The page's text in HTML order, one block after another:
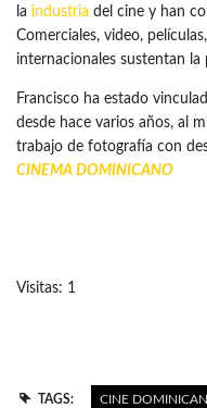
la industria del cine y han
Comerciales, video,
internacionales sustentan
Francisco ha estado
desde hace varios años, al
trabajo de fotografía con
CINEMA DOMINICANO
Visitas: 1
TAGS: CINE